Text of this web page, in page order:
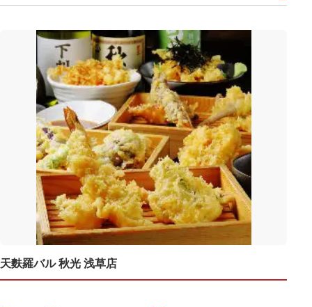
天麩羅バル 秋光 浅草店